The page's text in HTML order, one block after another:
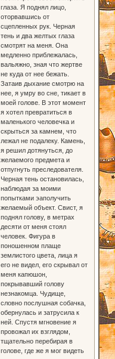
глаза. Я поднял лицо,
оторвавшись от
сцепленных рук. Черная
тень и два желтых глаза
смотрят на меня. Она
медленно приблежалась,
вальяжно, зная что жертве
не куда от нее бежать.
Затаив дыхание смотрю на
нее, я умру во сне, тикает в
моей голове. В этот момент
я хотел превратиться в
маленького человечка и
скрыться за камнем, что
лежал не подалеку. Камень,
я решил дотянуться, до
желаемого предмета и
отпугнуть преследователя.
Черная тень остановилась,
наблюдая за моими
попытками эаполучить
желаемый объект. Свист, я
поднял голову, в метрах
десяти от меня стоял
человек. Фигура в
поношенном плаще
землистого цвета, лица я
его не видел, его скрывал от
меня капюшон,
покрывавший голову
незнакомца. Чудище,
словно послушная собачка,
обернулась и затрусила к
ней. Спустя мгновение я
провожал их взглядом,
тщательно перебирая в
голове, где же я мог видеть